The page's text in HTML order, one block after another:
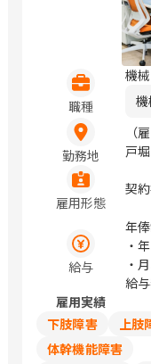
職種
機
勤務地
（
戸
雇用形態
契
給与
年
・
・
給
雇用実績
下肢障害
上肢
体幹機能障害